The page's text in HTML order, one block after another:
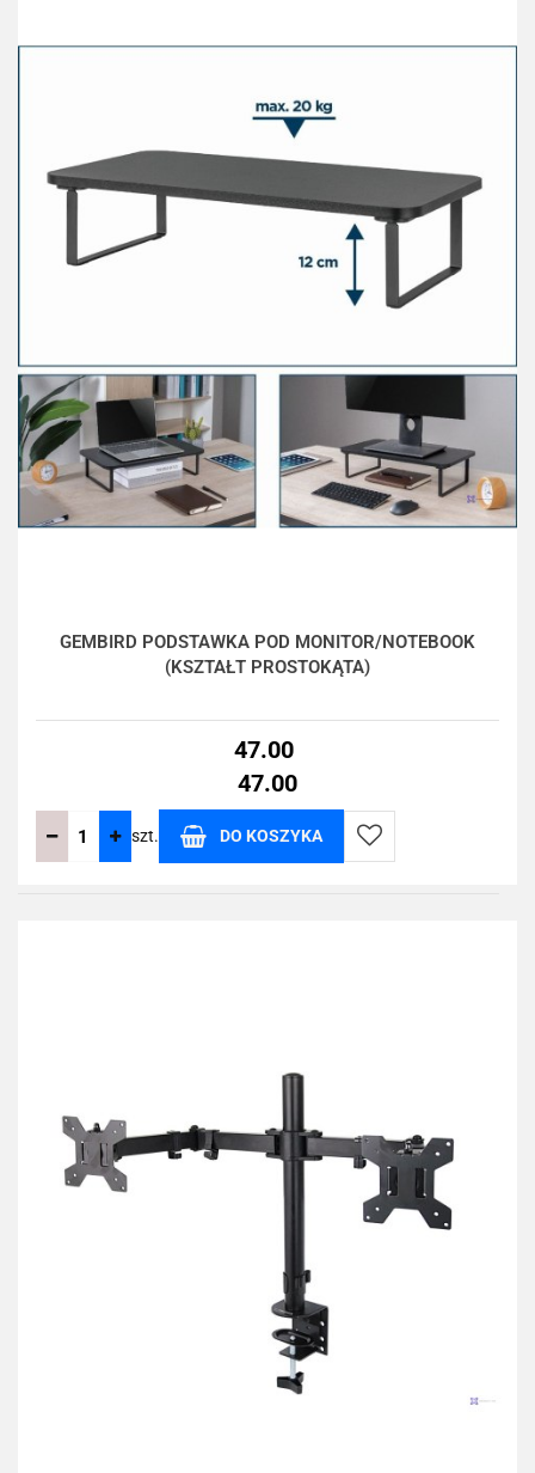
GEMBIRD PODSTAWKA POD MONITOR/NOTEBOOK
(KSZTAŁT PROSTOKĄTA)
47.00
47.00
szt. DO KOSZYKA
Do